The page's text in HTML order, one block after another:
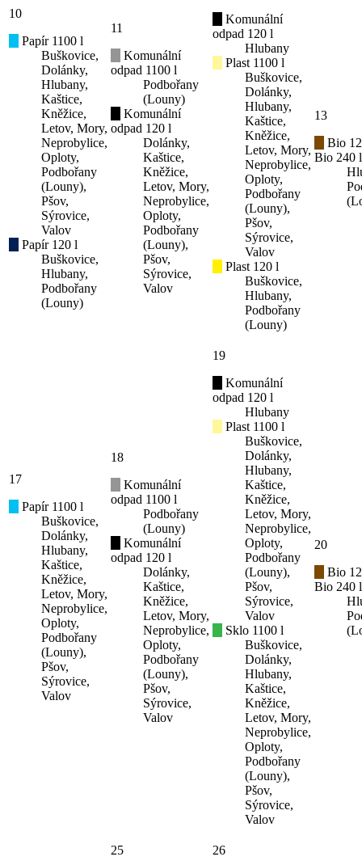
10
Papír 1100 l
Buškovice,
Dolánky,
Hlubany,
Kaštice,
Kněžice,
Letov, Mory,
Neprobylice,
Oploty,
Podbořany
(Louny),
Pšov,
Sýrovice,
Valov
Papír 120 l
Buškovice,
Hlubany,
Podbořany
(Louny)
11
Komunální
odpad 1100 l
Podbořany
(Louny)
Komunální
odpad 120 l
Dolánky,
Kaštice,
Kněžice,
Letov, Mory,
Neprobylice,
Oploty,
Podbořany
(Louny),
Pšov,
Sýrovice,
Valov
Komunální
odpad 120 l
Hlubany
Plast 1100 l
Buškovice,
Dolánky,
Hlubany,
Kaštice,
Kněžice,
Letov, Mory,
Neprobylice,
Oploty,
Podbořany
(Louny),
Pšov,
Sýrovice,
Valov
Plast 120 l
Buškovice,
Hlubany,
Podbořany
(Louny)
13
Bio
Bio 240 l
17
Papír 1100 l
Buškovice,
Dolánky,
Hlubany,
Kaštice,
Kněžice,
Letov, Mory,
Neprobylice,
Oploty,
Podbořany
(Louny),
Pšov,
Sýrovice,
Valov
18
Komunální
odpad 1100 l
Podbořany
(Louny)
Komunální
odpad 120 l
Dolánky,
Kaštice,
Kněžice,
Letov, Mory,
Neprobylice,
Oploty,
Podbořany
(Louny),
Pšov,
Sýrovice,
Valov
19
Komunální
odpad 120 l
Hlubany
Plast 1100 l
Buškovice,
Dolánky,
Hlubany,
Kaštice,
Kněžice,
Letov, Mory,
Neprobylice,
Oploty,
Podbořany
(Louny),
Pšov,
Sýrovice,
Valov
Sklo 1100 l
Buškovice,
Dolánky,
Hlubany,
Kaštice,
Kněžice,
Letov, Mory,
Neprobylice,
Oploty,
Podbořany
(Louny),
Pšov,
Sýrovice,
Valov
20
Bio
Bio 240 l
25
26